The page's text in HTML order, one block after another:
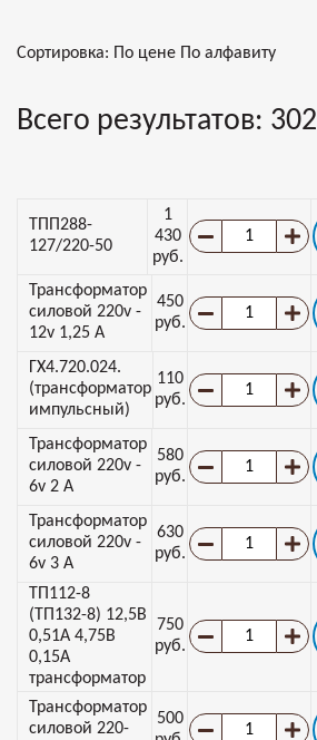
Сортировка: По цене По алфавиту
Всего результатов: 302
ТПП288-
127/220-50
1
430
руб.
Трансформатор
силовой 220v -
12v 1,25 А
450
руб.
ГХ4.720.024.
(трансформатор
импульсный)
110
руб.
Трансформатор
силовой 220v -
6v 2 А
580
руб.
Трансформатор
силовой 220v -
6v 3 А
630
руб.
ТП112-8
(ТП132-8) 12,5В
0,51А 4,75В
0,15А
трансформатор
750
руб.
Трансформатор
силовой 220-
500